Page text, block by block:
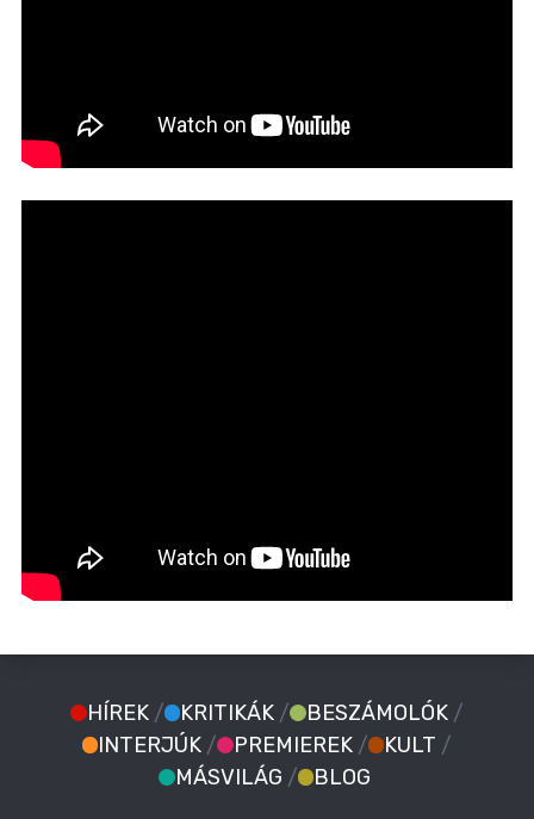
HÍREK / KRITIKÁK / BESZÁMOLÓK /
INTERJÚK / PREMIEREK / KULT /
MÁSVILÁG / BLOG